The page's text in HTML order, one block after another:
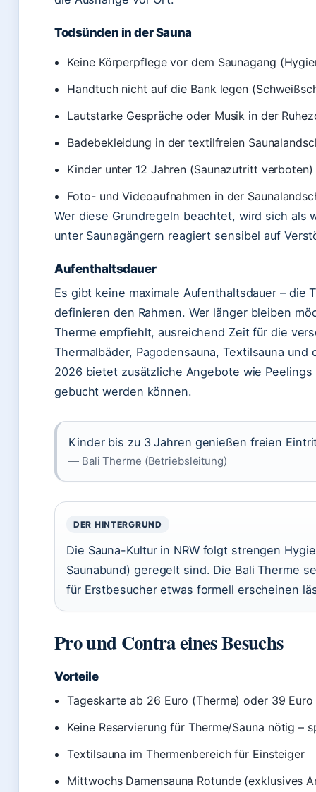
Todsünden in der Sauna
Keine Körperpflege vor dem Saunagang
Handtuch nicht auf die Bank legen
Lautstarke Gespräche oder Musik in der
Badebekleidung in der textilfreien
Kinder unter 12 Jahren (Saunazutritt verboten)
Foto- und Videoaufnahmen in der
Wer diese Grundregeln beachtet, wird sich als
unter Saunagängern reagiert sensibel auf
Aufenthaltsdauer
Es gibt keine maximale Aufenthaltsdauer – die
definieren den Rahmen. Wer länger bleiben
Therme empfiehlt, ausreichend Zeit für die
Thermalbäder, Pagodensauna, Textilsauna
2026 bietet zusätzliche Angebote wie
gebucht werden können.
Kinder bis zu 3 Jahren genießen freien
— Bali Therme (Betriebsleitung)
DER HINTERGRUND
Die Sauna-Kultur in NRW folgt strengen
Saunabund) geregelt sind. Die Bali Therme
für Erstbesucher etwas formell erscheinen
Pro und Contra eines Besuchs
Vorteile
Tageskarte ab 26 Euro (Therme) oder 39
Keine Reservierung für Therme/Sauna nötig –
Textilsauna im Thermenbereich für Einsteiger
Mittwochs Damensauna Rotunde (exklusives